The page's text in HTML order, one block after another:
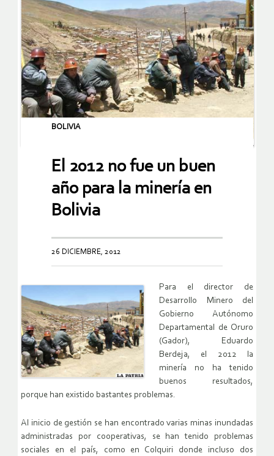
BOLIVIA
El 2012 no fue un buen
año para la minería en
Bolivia
26 DICIEMBRE, 2012
Para el director de
Desarrollo Minero del
Gobierno Autónomo
Departamental de Oruro
(Gador), Eduardo
Berdeja, el 2012 la
minería no ha tenido
buenos resultados,
porque han existido bastantes problemas.
Al inicio de gestión se han encontrado varias minas inundadas
administradas por cooperativas, se han tenido problemas
sociales en el país, como en Colquiri donde incluso dos